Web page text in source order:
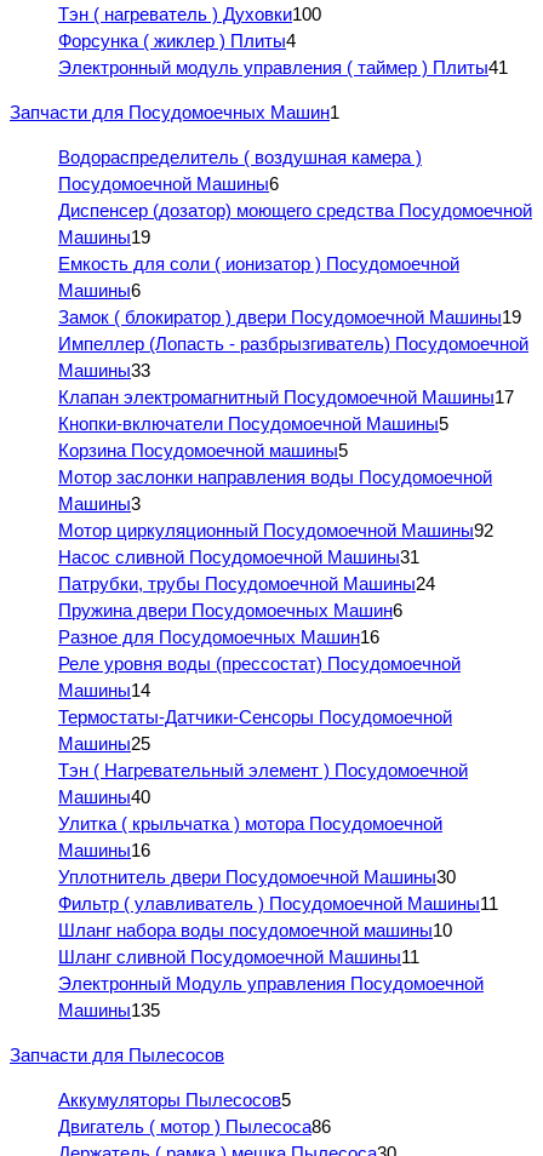
Тэн ( нагреватель ) Духовки100
Форсунка ( жиклер ) Плиты4
Электронный модуль управления ( таймер ) Плиты41
Запчасти для Посудомоечных Машин1
Водораспределитель ( воздушная камера )
Посудомоечной Машины6
Диспенсер (дозатор) моющего средства Посудомоечной
Машины19
Емкость для соли ( ионизатор ) Посудомоечной
Машины6
Замок ( блокиратор ) двери Посудомоечной Машины19
Импеллер (Лопасть - разбрызгиватель) Посудомоечной
Машины33
Клапан электромагнитный Посудомоечной Машины17
Кнопки-включатели Посудомоечной Машины5
Корзина Посудомоечной машины5
Мотор заслонки направления воды Посудомоечной
Машины3
Мотор циркуляционный Посудомоечной Машины92
Насос сливной Посудомоечной Машины31
Патрубки, трубы Посудомоечной Машины24
Пружина двери Посудомоечных Машин6
Разное для Посудомоечных Машин16
Реле уровня воды (прессостат) Посудомоечной
Машины14
Термостаты-Датчики-Сенсоры Посудомоечной
Машины25
Тэн ( Нагревательный элемент ) Посудомоечной
Машины40
Улитка ( крыльчатка ) мотора Посудомоечной
Машины16
Уплотнитель двери Посудомоечной Машины30
Фильтр ( улавливатель ) Посудомоечной Машины11
Шланг набора воды посудомоечной машины10
Шланг сливной Посудомоечной Машины11
Электронный Модуль управления Посудомоечной
Машины135
Запчасти для Пылесосов
Аккумуляторы Пылесосов5
Двигатель ( мотор ) Пылесоса86